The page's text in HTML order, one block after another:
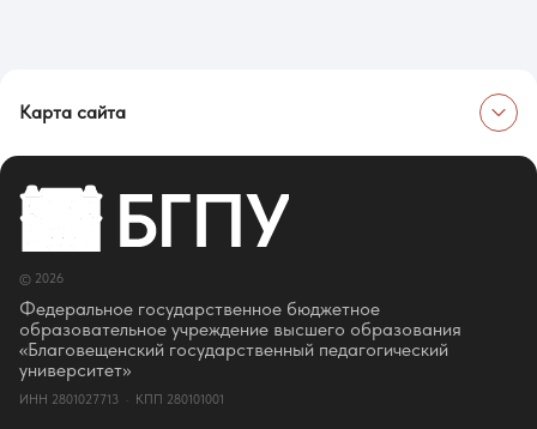
Карта сайта
Сведения об образовательной организации
Об Университете
Сотрудники и преподаватели
Ректор
Оценка качества образования
СМИ о нас
Истории успеха
Партнёры
Документы
Контакты
© 2026
Федеральное государственное бюджетное
образовательное учреждение высшего образования
«Благовещенский государственный педагогический
университет»
ИНН 2801027713 · КПП 280101001